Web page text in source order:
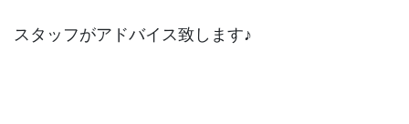
スタッフがアドバイス致します♪